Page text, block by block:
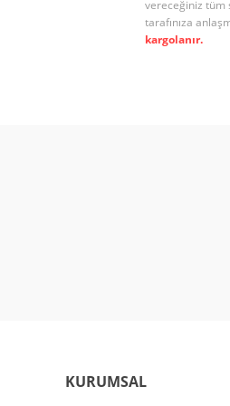
vereceğiniz tüm
tarafınıza
kargolanır.
KURUMSAL